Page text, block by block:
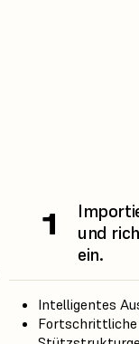
1
und
ein.
Intelligentes
Fortschrittliche